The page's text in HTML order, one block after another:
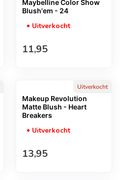
Maybelline Color Show
Blush'em - 24
Uitverkocht
Normale prijs
11,95
Uitverkocht
Makeup Revolution
Matte Blush - Heart
Breakers
Uitverkocht
Normale prijs
13,95